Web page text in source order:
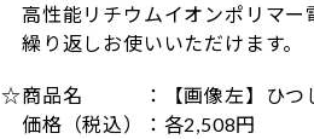
高性能リチウムイオンポリマー
繰り返しお使いいただけます。
☆商品名 ：【画像左】ひつじ
価格（税込）：各2,508円